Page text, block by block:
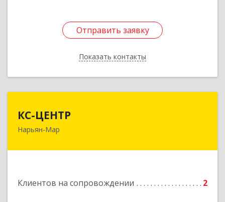
Отправить заявку
Показать контакты
Отправить заявку
Назад
КС-ЦЕНТР
Нарьян-Мар
Клиентов на сопровождении 2